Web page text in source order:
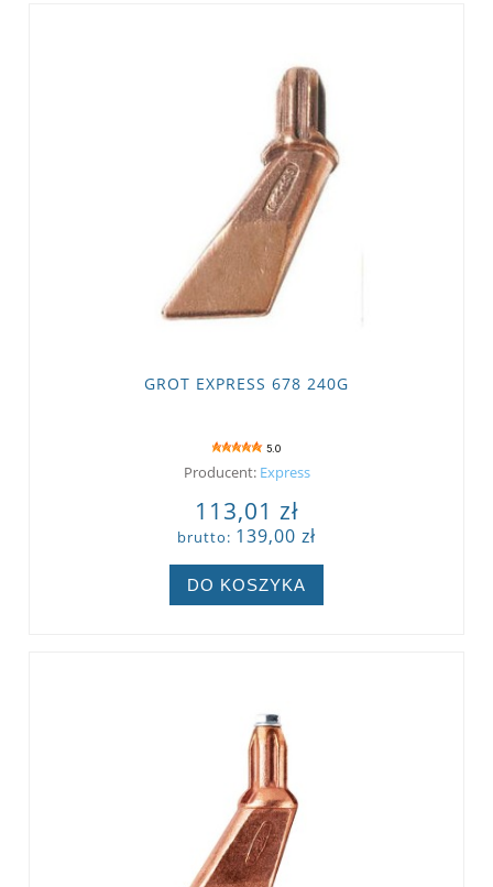
GROT EXPRESS 678 240G
5.0
Producent: Express
113,01 zł
brutto: 139,00 zł
DO KOSZYKA